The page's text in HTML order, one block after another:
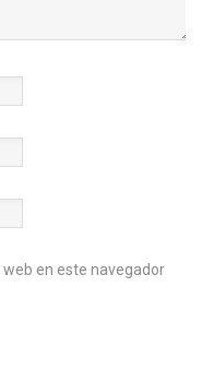
en este navegador